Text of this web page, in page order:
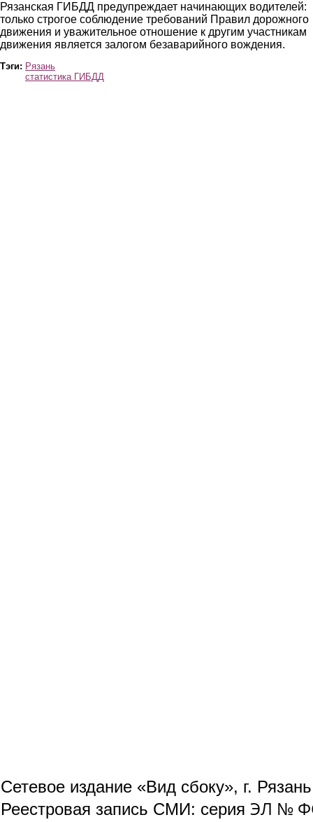
Рязанская ГИБДД предупреждает начинающих водителей:
только строгое соблюдение требований Правил дорожного
движения и уважительное отношение к другим участникам
движения является залогом безаварийного вождения.
Тэги: Рязань
статистика ГИБДД
Сетевое издание «Вид сбоку», г.
Реестровая запись СМИ: серия ЭЛ №